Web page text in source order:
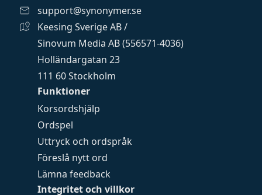
Funktioner
Korsordshjälp
Ordspel
Uttryck och ordspråk
Föreslå nytt ord
Lämna feedback
Integritet och villkor
support@synonymer.se
Keesing Sverige AB /
Sinovum Media AB (556571-4036)
Holländargatan 23
111 60 Stockholm